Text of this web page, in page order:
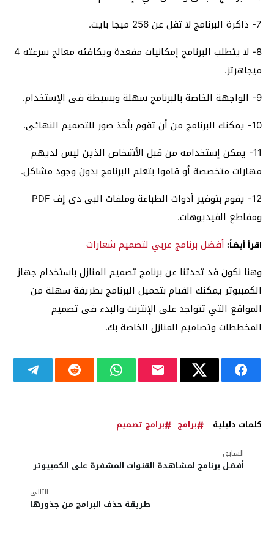
7- ذاكرة البرنامج لا تقل عن 256 ميجا بايت.
8- لا يتطلب البرنامج إمكانيات مقعدة ويكافئه معالج سرعته 4
ميجاهرتز.
9- الواجهة الخاصة بالبرنامج سهلة وبسيطة فى الإستخدام.
10- يمكنك البرنامج من أن تقوم بأخذ صور للتصميم النهائى.
11- يمكن إستخدامه من قبل الأشخاص الذين ليس لديهم
مهارات متخصصة أو قاموا بتعلم البرنامج بدون وجود مشاكل.
12- يقوم بتوفير أدوات الطباعة وملفات البى دى إف PDF
ومقاطع الفيديوهات.
اقرأ أيضاً: أفضل برنامج عربي لتصميم شعارات
وهنا نكون قد تحدثنا عن برنامج تصميم المنازل باستخدام جهاز
الكمبيوتر يمكنك القيام بتحميل البرنامج بطريقة سهلة من
المواقع التي تتواجد على الإنترنت والبدء فى تصميم
المخططات وتصاميم المنازل الخاصة بك.
كلمات دليلية برامج برامج تصميم
السابق
أفضل برنامج لمشاهدة القنوات المشفرة على الكمبيوتر
التالي
طريقة حذف البرامج من جذورها